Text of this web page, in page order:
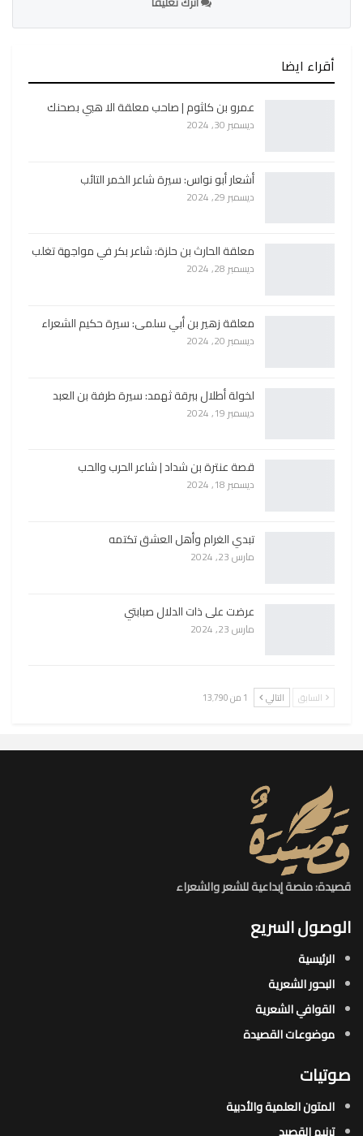
أقراء ايضا
عمرو بن كلثوم | صاحب معلقة الا هبي بصحنك
ديسمبر 30, 2024
أشعار أبو نواس: سيرة شاعر الخمر التائب
ديسمبر 29, 2024
معلقة الحارث بن حلزة: شاعر بكر في مواجهة تغلب
ديسمبر 28, 2024
معلقة زهير بن أبي سلمى: سيرة حكيم الشعراء
ديسمبر 20, 2024
لخولة أطلال ببرقة ثهمد: سيرة طرفة بن العبد
ديسمبر 19, 2024
قصة عنترة بن شداد | شاعر الحرب والحب
ديسمبر 18, 2024
تبدي الغرام وأهل العشق تكتمه
مارس 23, 2024
عرضت على ذات الدلال صبابتي
مارس 23, 2024
السابق التالي 1 من 13٬790
قصيدة: منصة إبداعية للشعر والشعراء
الوصول السريع
الرئيسية
البحور الشعرية​
القوافي الشعرية​
موضوعات القصيدة​
صوتيات
المتون العلمية والأدبية
ترنيم القصيد